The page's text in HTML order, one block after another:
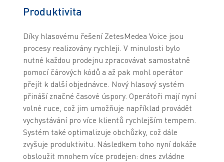
Produktivita
Díky hlasovému řešení ZetesMedea Voice jsou
procesy realizovány rychleji. V minulosti bylo
nutné každou prodejnu zpracovávat samostatně
pomocí čárových kódů a až pak mohl operátor
přejít k další objednávce. Nový hlasový systém
přináší značné časové úspory. Operátoři mají nyní
volné ruce, což jim umožňuje například provádět
vychystávání pro více klientů rychlejším tempem.
Systém také optimalizuje obchůzky, což dále
zvyšuje produktivitu. Následkem toho nyní dokáže
obsloužit mnohem více prodejen: dnes zvládne